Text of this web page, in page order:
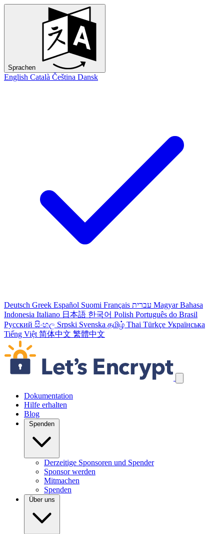
Sprachen
English Català Čeština Dansk
Deutsch Greek Español Suomi Français עברית Magyar Bahasa
Indonesia Italiano 日本語 한국어 Polish Português do Brasil
Русский සිංහල Srpski Svenska தமிழ் Thai Türkçe Українська
Tiếng Việt 简体中文 繁體中文
Navigation überspringen
Dokumentation
Hilfe erhalten
Blog
Spenden
Derzeitige Sponsoren und Spender
Sponsor werden
Mitmachen
Spenden
Über uns